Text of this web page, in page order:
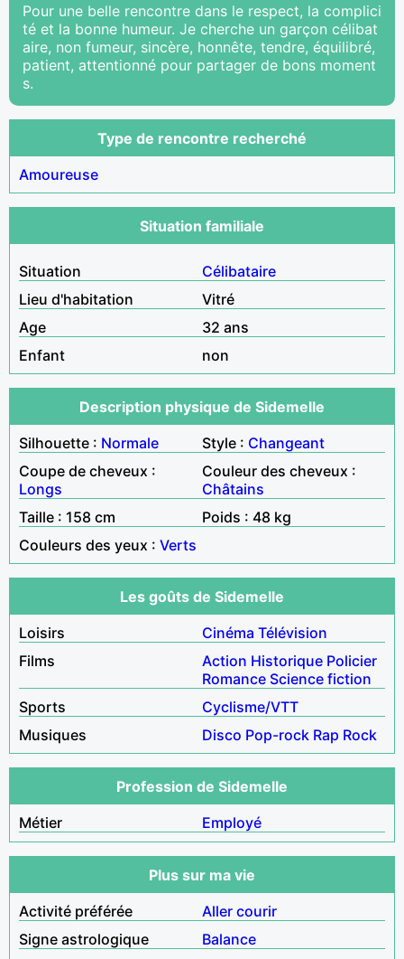
Pour une belle rencontre dans le respect, la complici
té et la bonne humeur. Je cherche un garçon célibat
aire, non fumeur, sincère, honnête, tendre, équilibré,
patient, attentionné pour partager de bons moment
s.
Type de rencontre recherché
Amoureuse
Situation familiale
Situation
Célibataire
Lieu d'habitation
Vitré
Age
32 ans
Enfant
non
Description physique de Sidemelle
Silhouette : Normale Style : Changeant
Coupe de cheveux :
Longs
Couleur des cheveux :
Châtains
Taille : 158 cm
Poids : 48 kg
Couleurs des yeux : Verts
Les goûts de Sidemelle
Loisirs
Cinéma Télévision
Films
Action Historique Policier
Romance Science fiction
Sports
Cyclisme/VTT
Musiques
Disco Pop-rock Rap Rock
Profession de Sidemelle
Métier
Employé
Plus sur ma vie
Activité préférée
Aller courir
Signe astrologique
Balance